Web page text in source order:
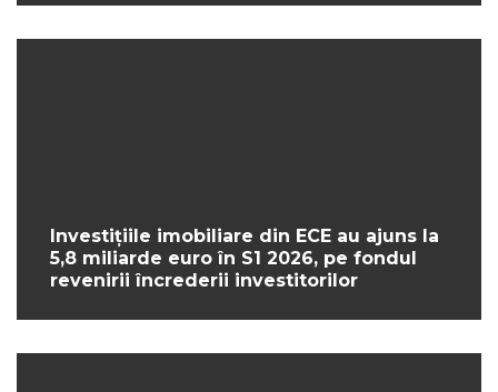
Investițiile imobiliare din ECE au ajuns la
5,8 miliarde euro în S1 2026, pe fondul
revenirii încrederii investitorilor